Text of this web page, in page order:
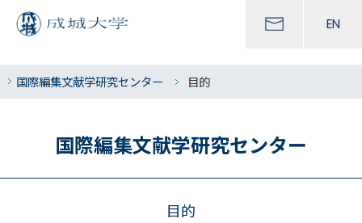
EN
国際編集文献学研究センター 目的
国際編集文献学研究センター
目的